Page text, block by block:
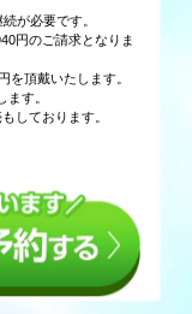
が必要です。
円のご請求となりま
頂戴いたします。
す。
しております。